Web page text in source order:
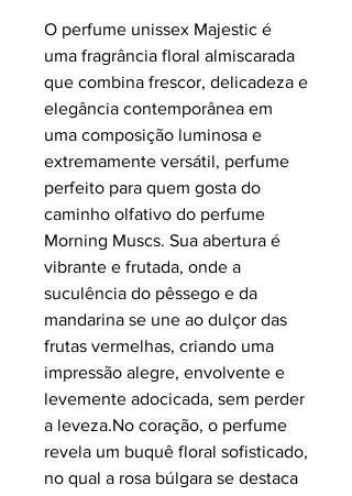
O perfume unissex Majestic é
uma fragrância floral almiscarada
que combina frescor, delicadeza e
elegância contemporânea em
uma composição luminosa e
extremamente versátil, perfume
perfeito para quem gosta do
caminho olfativo do perfume
Morning Muscs. Sua abertura é
vibrante e frutada, onde a
suculência do pêssego e da
mandarina se une ao dulçor das
frutas vermelhas, criando uma
impressão alegre, envolvente e
levemente adocicada, sem perder
a leveza.No coração, o perfume
revela um buquê floral sofisticado,
no qual a rosa búlgara se destaca